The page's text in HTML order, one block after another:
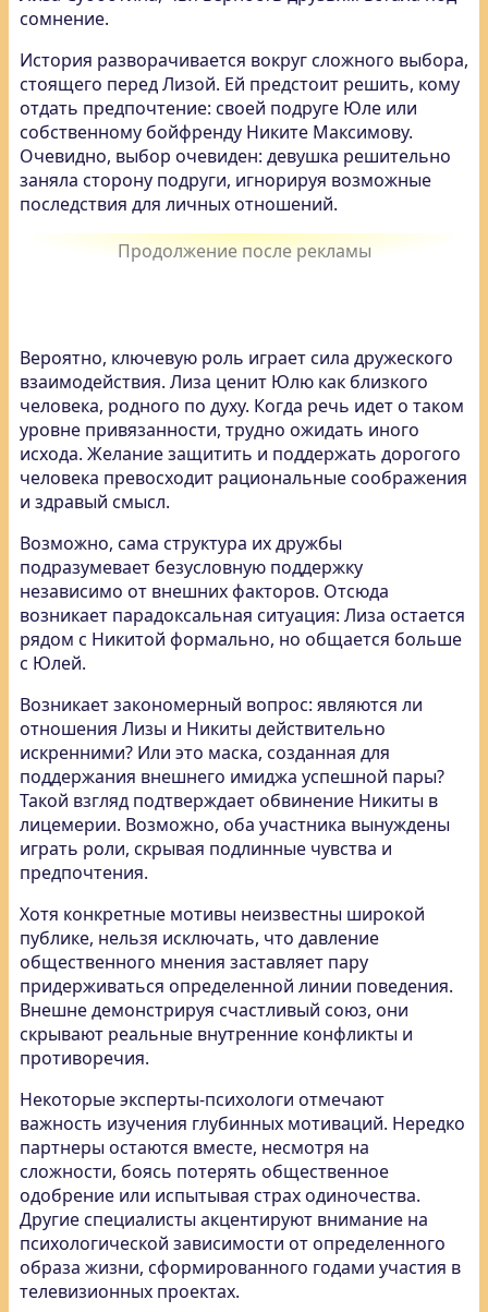
сомнение.
История разворачивается вокруг сложного выбора,
стоящего перед Лизой. Ей предстоит решить, кому
отдать предпочтение: своей подруге Юле или
собственному бойфренду Никите Максимову.
Очевидно, выбор очевиден: девушка решительно
заняла сторону подруги, игнорируя возможные
последствия для личных отношений.
Вероятно, ключевую роль играет сила дружеского
взаимодействия. Лиза ценит Юлю как близкого
человека, родного по духу. Когда речь идет о таком
уровне привязанности, трудно ожидать иного
исхода. Желание защитить и поддержать дорогого
человека превосходит рациональные соображения
и здравый смысл.
Возможно, сама структура их дружбы
подразумевает безусловную поддержку
независимо от внешних факторов. Отсюда
возникает парадоксальная ситуация: Лиза остается
рядом с Никитой формально, но общается больше
с Юлей.
Возникает закономерный вопрос: являются ли
отношения Лизы и Никиты действительно
искренними? Или это маска, созданная для
поддержания внешнего имиджа успешной пары?
Такой взгляд подтверждает обвинение Никиты в
лицемерии. Возможно, оба участника вынуждены
играть роли, скрывая подлинные чувства и
предпочтения.
Хотя конкретные мотивы неизвестны широкой
публике, нельзя исключать, что давление
общественного мнения заставляет пару
придерживаться определенной линии поведения.
Внешне демонстрируя счастливый союз, они
скрывают реальные внутренние конфликты и
противоречия.
Некоторые эксперты-психологи отмечают
важность изучения глубинных мотиваций. Нередко
партнеры остаются вместе, несмотря на
сложности, боясь потерять общественное
одобрение или испытывая страх одиночества.
Другие специалисты акцентируют внимание на
психологической зависимости от определенного
образа жизни, сформированного годами участия в
телевизионных проектах.